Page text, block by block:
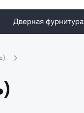
Дверная фурнитура